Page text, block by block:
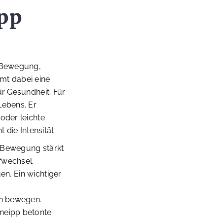
dabei eine
Gesundheit. Für
Er
leichte
die Intensität.
stärkt
Ein wichtiger
bewegen.
betonte